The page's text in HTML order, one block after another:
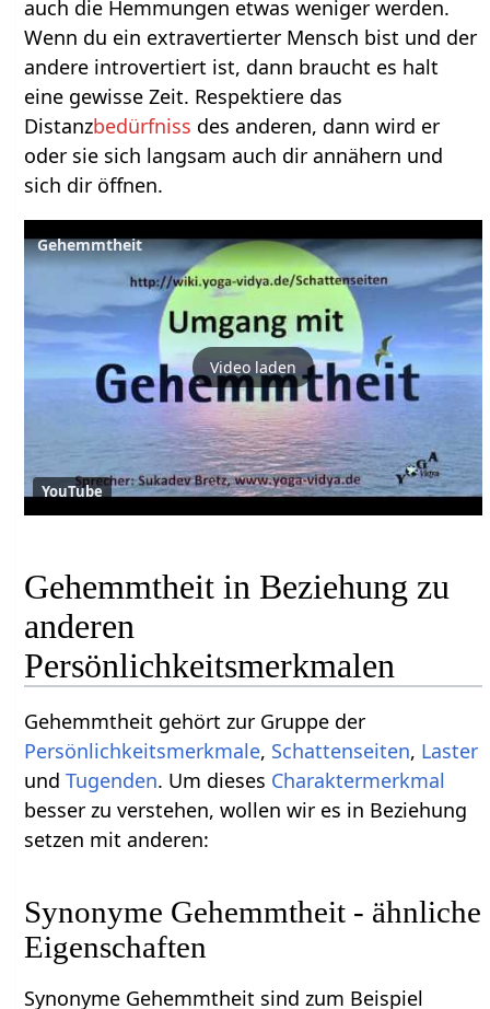
auch die Hemmungen etwas weniger werden.
Wenn du ein extravertierter Mensch bist und der
andere introvertiert ist, dann braucht es halt
eine gewisse Zeit. Respektiere das
Distanzbedürfniss des anderen, dann wird er
oder sie sich langsam auch dir annähern und
sich dir öffnen.
Gehemmtheit
Video laden
YouTube
Gehemmtheit in Beziehung zu
anderen
Persönlichkeitsmerkmalen
Gehemmtheit gehört zur Gruppe der
Persönlichkeitsmerkmale, Schattenseiten, Laster
undTugenden. Um dieses Charaktermerkmal
besser zu verstehen, wollen wir es in Beziehung
setzen mit anderen:
Synonyme Gehemmtheit - ähnliche
Eigenschaften
Synonyme Gehemmtheit sind zum Beispiel